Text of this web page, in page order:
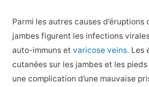
Parmi les autres causes d’éruptions
jambes figurent les infections
auto-immuns et varicose veins. Les
cutanées sur les jambes et les
une complication d’une mauvaise